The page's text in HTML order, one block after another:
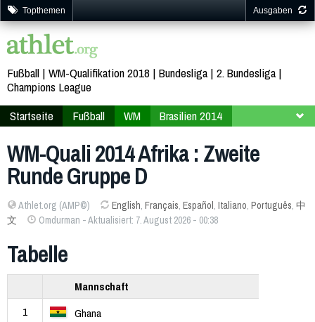
Topthemen Ausgaben
Fußball WM-Qualifikation 2018 Bundesliga 2. Bundesliga
Champions League
Startseite
Fußball WM
Brasilien 2014
WM-Quali 2014 Afrika : Zweite
Runde Gruppe D
Athlet.org (AMP©) English, Français, Español, Italiano, Português, 中
文
Omdurman - Aktualisiert: 7. August 2026 - 00:38
Tabelle
Mannschaft
1
Ghana